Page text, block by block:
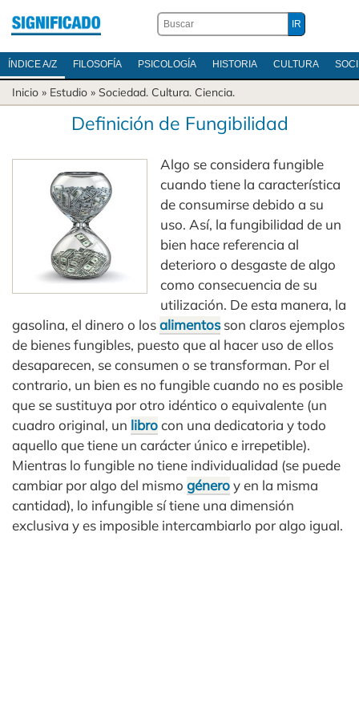
ÍNDICE A/Z FILOSOFÍA PSICOLOGÍA HISTORIA CULTURA
Inicio » Estudio » Sociedad. Cultura. Ciencia.
Definición de Fungibilidad
Algo se considera fungible
cuando tiene la característica
de consumirse debido a su
uso. Así, la fungibilidad de un
bien hace referencia al
deterioro o desgaste de algo
como consecuencia de su
utilización. De esta manera, la
gasolina, el dinero o losalimentosson claros ejemplos
de bienes fungibles, puesto que al hacer uso de ellos
desaparecen, se consumen o se transforman. Por el
contrario, un bien es no fungible cuando no es posible
que se sustituya por otro idéntico o equivalente (un
cuadro original, un librocon una dedicatoria y todo
aquello que tiene un carácter único e irrepetible).
Mientras lo fungible no tiene individualidad (se puede
cambiar por algo del mismo géneroy en la misma
cantidad), lo infungible sí tiene una dimensión
exclusiva y es imposible intercambiarlo por algo igual.